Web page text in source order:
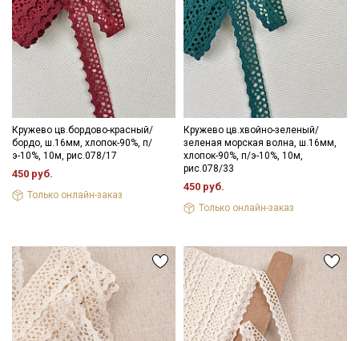
Кружево цв.бордово-красный/
бордо, ш.16мм, хлопок-90%, п/
э-10%, 10м, рис.078/17
450 руб.
Только онлайн-заказ
Кружево цв.хвойно-зеленый/
зеленая морская волна, ш.16мм,
хлопок-90%, п/э-10%, 10м,
рис.078/33
450 руб.
Только онлайн-заказ
Секретная рассылка от Купава
Мы публикуем здесь дополнительные
промокоды и скидки до 30% на узкие
категории тканей
Электронная почта
Подписаться
Ознакомлен(а) с
Политикой обработки персональных
данных и даю
Согласие на обработку персональных
данных